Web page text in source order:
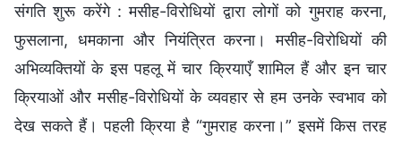
संगति शुरू करेंगे : मसीह-विरोधियों द्वारा लोगों को गुमराह करना,
फुसलाना, धमकाना और नियंत्रित करना। मसीह-विरोधियों की
अभिव्यक्तियों के इस पहलू में चार क्रियाएँ शामिल हैं और इन चार
क्रियाओं और मसीह-विरोधियों के व्यवहार से हम उनके स्वभाव को
देख सकते हैं। पहली क्रिया है “गुमराह करना।” इसमें किस तरह